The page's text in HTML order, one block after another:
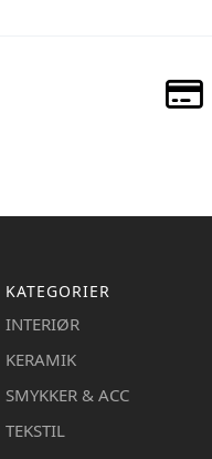
KATEGORIER
INTERIØR
KERAMIK
SMYKKER & ACC
TEKSTIL